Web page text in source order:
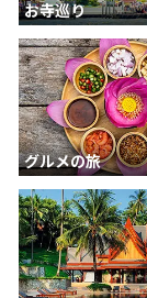
お寺巡り
グルメの旅